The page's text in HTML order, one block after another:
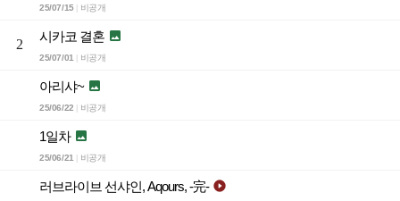
25/07/15| 비공개
2
시카코 결혼 
25/07/01| 비공개
아리샤~ 
25/06/22 비공개
1일차 
25/06/21| 비공개
러브라이브 선샤인, Aqours, -完- 